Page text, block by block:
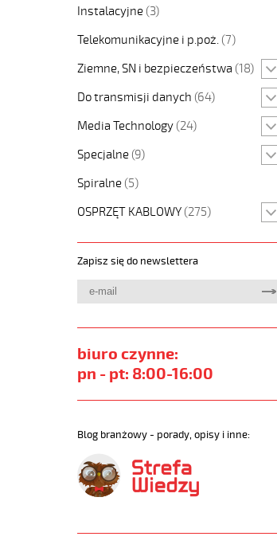
Instalacyjne (3)
Telekomunikacyjne i p.poż. (7)
Ziemne, SN i bezpieczeństwa (18)
Do transmisji danych (64)
Media Technology (24)
Specjalne (9)
Spiralne (5)
OSPRZĘT KABLOWY (275)
Zapisz się do newslettera
biuro czynne:
pn - pt: 8:00-16:00
Blog branżowy - porady, opisy i inne: